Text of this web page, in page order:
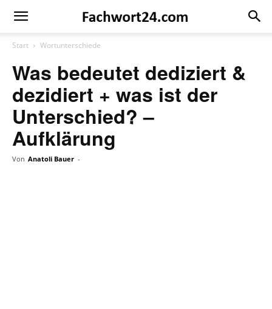
Fachwort24
ShopStart Wortunterschiede
Was bedeutet dediziert &
dezidiert + was ist der
Unterschied? –
Aufklärung
Von Anatoli Bauer -